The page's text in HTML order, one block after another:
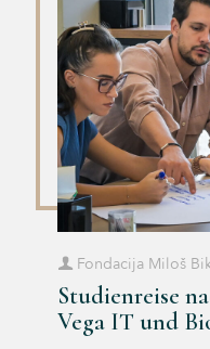
Fondacija Miloš
Studienreise
Vega IT und